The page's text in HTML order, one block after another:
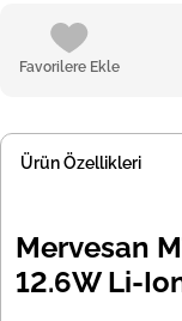
Favorilere Ekle
Ürün Özellikleri
Mervesan
12.6W Li-